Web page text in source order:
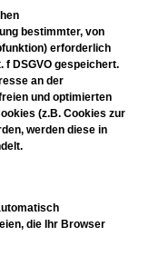
bestimmter, von
erforderlich
f DSGVO gespeichert.
an der
und optimierten
(z.B. Cookies zur
werden diese in
die Ihr Browser